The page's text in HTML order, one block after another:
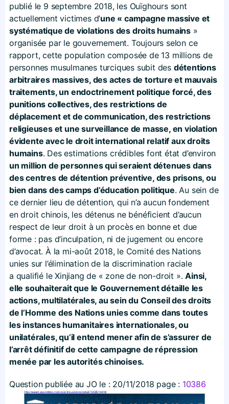
publié le 9 septembre 2018, les Ouïghours sont
actuellement victimes d’une « campagne massive et
systématique de violations des droits humains »
organisée par le gouvernement. Toujours selon ce
rapport, cette population composée de 13 millions de
personnes musulmanes turciques subit des détentions
arbitraires massives, des actes de torture et mauvais
traitements, un endoctrinement politique forcé, des
punitions collectives, des restrictions de
déplacement et de communication, des restrictions
religieuses et une surveillance de masse, en violation
évidente avec le droit international relatif aux droits
humains. Des estimations crédibles font état d’environ
un million de personnes qui seraient détenues dans
des centres de détention préventive, des prisons, ou
bien dans des camps d’éducation politique. Au sein de
ce dernier lieu de détention, qui n’a aucun fondement
en droit chinois, les détenus ne bénéficient d’aucun
respect de leur droit à un procès en bonne et due
forme : pas d’inculpation, ni de jugement ou encore
d’avocat. À la mi-août 2018, le Comité des Nations
unies sur l’élimination de la discrimination raciale
a qualifié le Xinjiang de « zone de non-droit ».Ainsi,
elle souhaiterait que le Gouvernement détaille les
actions, multilatérales, au sein du Conseil des droits
de l’Homme des Nations unies comme dans toutes
les instances humanitaires internationales, ou
unilatérales, qu’il entend mener afin de s’assurer de
l’arrêt définitif de cette campagne de répression
menée par les autorités chinoises.
Question publiée au JO le : 20/11/2018 page : 10386